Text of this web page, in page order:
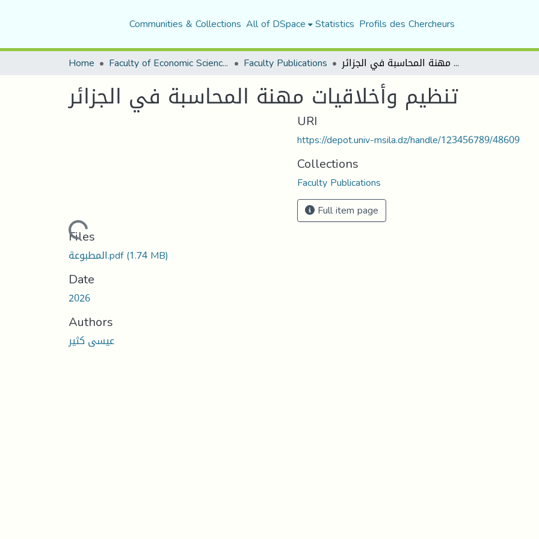
Communities & Collections All of DSpace Statistics Profils des Chercheurs
Home Faculty of Economic Sciences, Commerce and Management Sciences Faculty Publications تنظيم وأخلاقيات مهنة المحاسبة في الجزائر
تنظيم وأخلاقيات مهنة المحاسبة في الجزائر
Loading...
Files
المطبوعة.pdf(1.74 MB)
Date
2026
Authors
عيسى كثير
URI
https://depot.univ-msila.dz/handle/123456789/48609
Collections
Faculty Publications
Full item page